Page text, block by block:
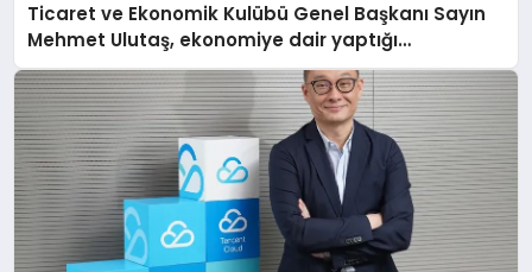
Ticaret ve Ekonomik Kulübü Genel Başkanı Sayın
Mehmet Ulutaş, ekonomiye dair yaptığı
açıklamada şunları kaydetti: